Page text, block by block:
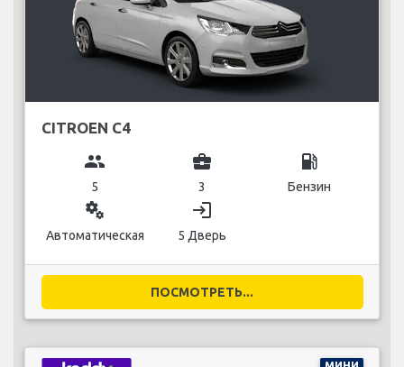
CITROEN C4
group
5
business_center
3
local_gas_station
Бензин
miscellaneous_services
Автоматическая
login
5 Дверь
ПОСМОТРЕТЬ...